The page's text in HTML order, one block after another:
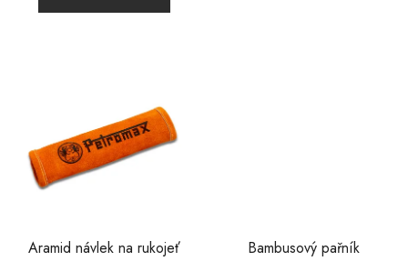
Aramid návlek na rukojeť
Bambusový pařník